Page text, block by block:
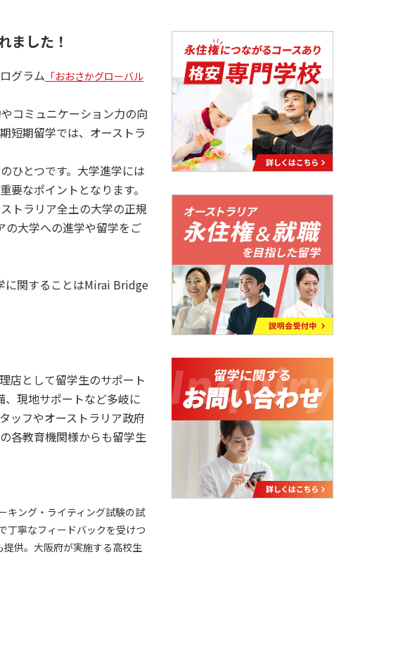
ました！
グラム 「おおさかグローバル
コミュニケーション力の向
短期留学では、オーストラ
ひとつです。大学進学には
なポイントとなります。
トラリア全土の大学の正規
の大学への進学や留学をご
に関することはMirai Bridge
店として留学生のサポート
現地サポートなど多岐に
ッフやオーストラリア政府
各教育機関様からも留学生
キング・ライティング試験の試
丁寧なフィードバックを受けつ
供。大阪府が実施する高校生